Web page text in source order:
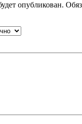
опубликован.